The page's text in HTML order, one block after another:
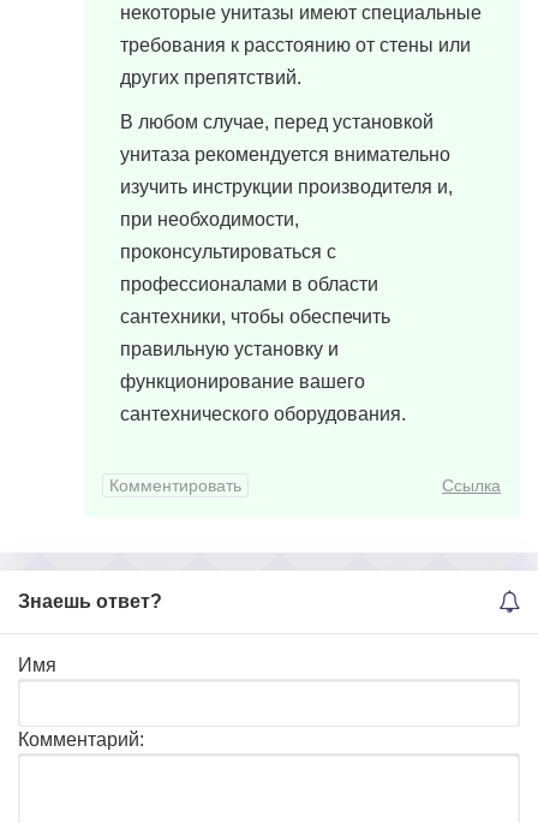
некоторые унитазы имеют специальные
требования к расстоянию от стены или
других препятствий.
В любом случае, перед установкой
унитаза рекомендуется внимательно
изучить инструкции производителя и,
при необходимости,
проконсультироваться с
профессионалами в области
сантехники, чтобы обеспечить
правильную установку и
функционирование вашего
сантехнического оборудования.
Комментировать Ссылка
Знаешь ответ?
Имя
Комментарий: